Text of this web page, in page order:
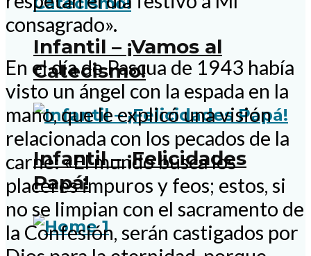
Infantil – ¡Vamos al
Catecismo!
Infantil – ¡Felicidades
Papá!
consagrado».
En el día de Pascua de 1943 había
visto un ángel con la espada en la
mano, que le explicó una visión
relacionada con los pecados de la
carne: «El mundo busca los
placeres impuros y feos; estos, si
no se limpian con el sacramento de
la Confesión, serán castigados por